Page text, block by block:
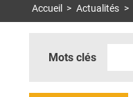
Accueil > Actualités >
Mots clés